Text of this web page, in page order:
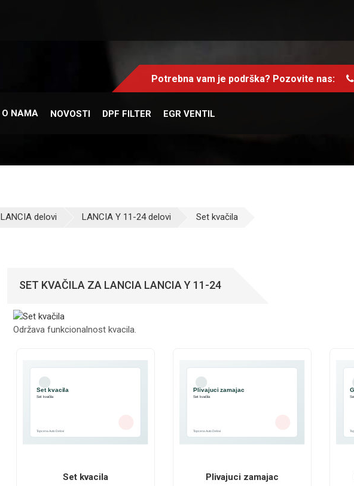
Potrebna vam je podrška? Pozovite nas:
O NAMA NOVOSTI DPF FILTER EGR VENTIL
LANCIA delovi LANCIA Y 11-24 delovi Set kvačila
SET KVAČILA ZA LANCIA LANCIA Y 11-24
Održava funkcionalnost kvacila.
Set kvacila Plivajuci zamajac